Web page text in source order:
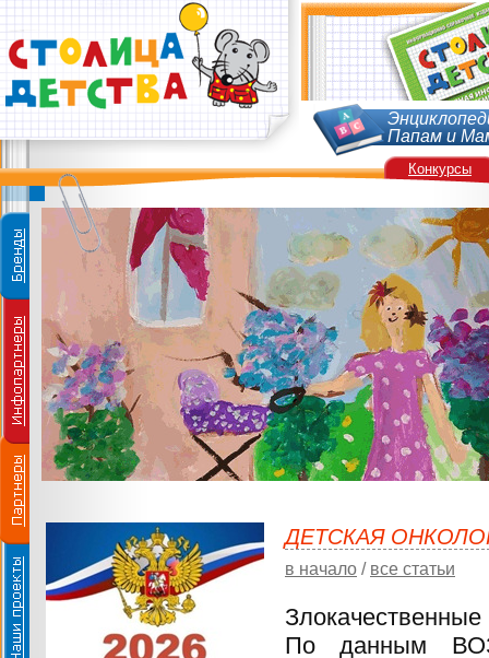
Папам и
ДЕТСКАЯ
в начало / все статьи
По данным ВОЗ
Конкурсы